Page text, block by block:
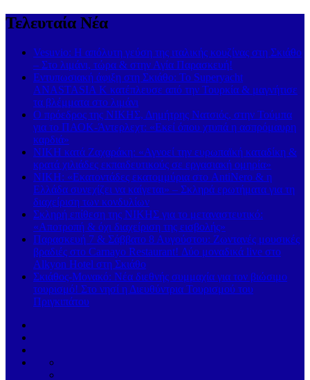
Τελευταία Νέα
Vesuvio: Η απόλυτη γεύση της ιταλικής κουζίνας στη Σκιάθο
– Στο λιμάνι, τώρα & στην Αγία Παρασκευή!
Εντυπωσιακή άφιξη στη Σκιάθο: Το Superyacht
ANASTASIA K κατέπλευσε από την Τουρκία & μαγνήτισε
τα βλέμματα στο λιμάνι
Ο πρόεδρος της ΝΙΚΗΣ, Δημήτρης Νατσιός, στην Τούμπα
για το ΠΑΟΚ-Άντερλεχτ: «Εκεί όπου χτυπά η ασπρόμαυρη
καρδιά»
ΝΙΚΗ κατά Ζαχαράκη: «Αγνοεί την ευρωπαϊκή καταδίκη &
κρατά χιλιάδες εκπαιδευτικούς σε εργασιακή ομηρία»
ΝΙΚΗ: «Εκατοντάδες εκατομμύρια στο AntiNero & η
Ελλάδα συνεχίζει να καίγεται» – Σκληρά ερωτήματα για τη
διαχείριση των κονδυλίων
Σκληρή επίθεση της ΝΙΚΗΣ για το μεταναστευτικό:
«Αποτροπή & όχι διαχείριση της εισβολής»
Παρασκευή 7 & Σάββατο 8 Αυγούστου: Ζωντανές μουσικές
βραδιές στο Carnayo Restaurant! Δύο μοναδικά live στο
Alkyon Hotel στη Σκιάθο
Σκιάθος-Μονακό: Νέα διεθνής συμμαχία για τον βιώσιμο
τουρισμό! Στο νησί η Διευθύντρια Τουρισμού του
Πριγκιπάτου